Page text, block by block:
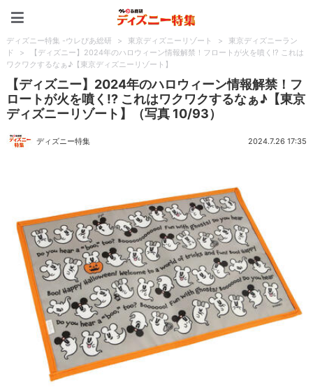
ディズニー特集 -ウレぴあ総研 > 東京ディズニーリゾート >
東京ディズニーラン
ド
>
【ディズニー】2024年のハロウィーン情報解禁！フロートが火を噴く!? これは
ワクワクするなぁ♪【東京ディズニーリゾート】
【ディズニー】2024年のハロウィーン情報解禁！フ
ロートが火を噴く!? これはワクワクするなぁ♪【東京
ディズニーリゾート】（写真 10/93）
ディズニー特集 2024.7.26 17:35